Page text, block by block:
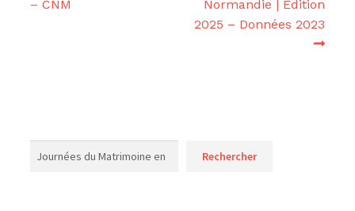
– CNM
Normandie | Édition
2025 – Données 2023
Rechercher Rechercher